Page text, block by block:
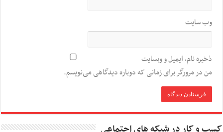
وب‌ سایت
ذخیره نام، ایمیل و وبسایت
من در مرورگر برای زمانی که دوباره دیدگاهی می‌نویسم.